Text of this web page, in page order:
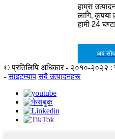
हाम्रा
लागि, कृपया
हामी 24
अब
© प्रतिलिपि अधिकार - २०१०-२०२२ :
-साइटम्याप सबै उत्पादनहरू